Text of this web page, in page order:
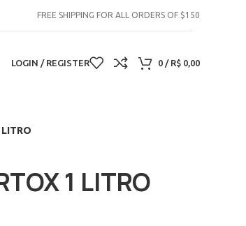
FREE SHIPPING FOR ALL ORDERS OF $150
LOGIN / REGISTER 0 / R$ 0,00
1 LITRO